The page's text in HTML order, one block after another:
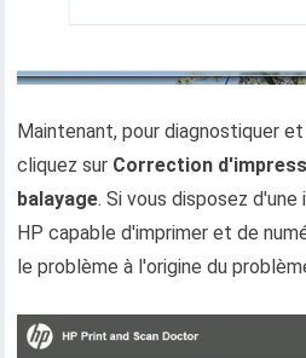
Maintenant, pour diagnostiquer
cliquez sur Correction
balayage. Si vous disposez
HP capable d'imprimer et de
le problème à l'origine du